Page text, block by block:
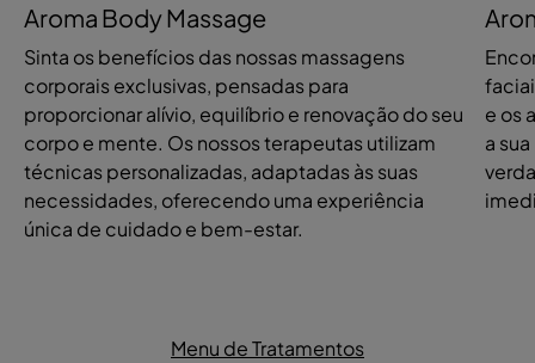
Aroma Body Massage
Sinta os benefícios das nossas massagens
corporais exclusivas, pensadas para
proporcionar alívio, equilíbrio e renovação do seu
corpo e mente. Os nossos terapeutas utilizam
técnicas personalizadas, adaptadas às suas
necessidades, oferecendo uma experiência
única de cuidado e bem-estar.
e os
a
Menu de Tratamentos